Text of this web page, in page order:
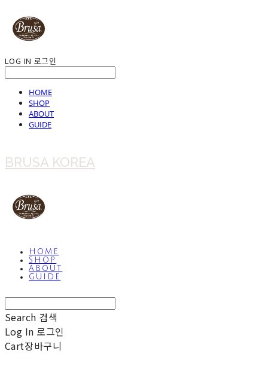
LOG IN 로그인
HOME
SHOP
ABOUT
GUIDE
BRUSA KOREA
HOME
SHOP
ABOUT
GUIDE
Search 검색
Log In 로그인
Cart장바구니